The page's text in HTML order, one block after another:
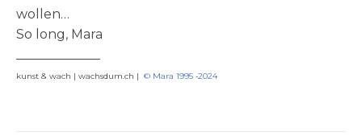
wollen…
So long, Mara
kunst & wach | wachsdum.ch | © Mara 1995 ‑2024